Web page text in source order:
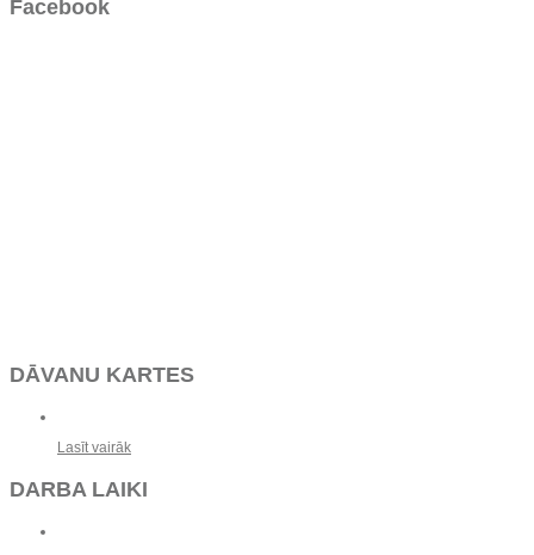
Facebook
DĀVANU KARTES
Lasīt vairāk
DARBA LAIKI